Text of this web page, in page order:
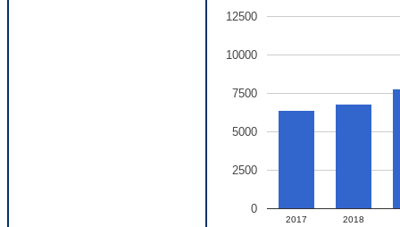
2017 2018
0
2500
5000
7500
10000
12500